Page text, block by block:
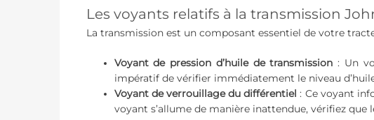
Les voyants relatifs à la transmission
La transmission est un composant essentiel de votre
Voyant de pression d’huile de transmission : Un
impératif de vérifier immédiatement le niveau
Voyant de verrouillage du différentiel : Ce voyant
voyant s’allume de manière inattendue, vérifiez